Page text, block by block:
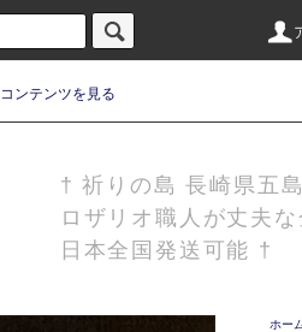
コンテンツを見る
† 祈りの島 長崎県五
ロザリオ職人が丈夫
日本全国発送可能 †
ホー